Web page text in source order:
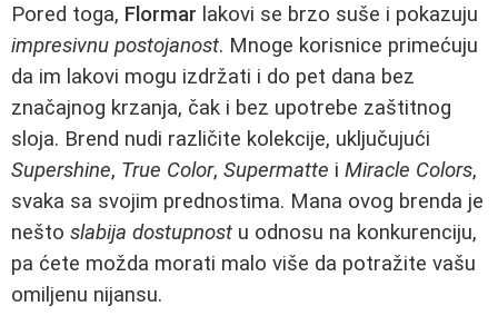
Pored toga, Flormar lakovi se brzo suše i pokazuju
impresivnu postojanost. Mnoge korisnice primećuju
da im lakovi mogu izdržati i do pet dana bez
značajnog krzanja, čak i bez upotrebe zaštitnog
sloja. Brend nudi različite kolekcije, uključujući
Supershine, True Color, Supermatte i Miracle Colors,
svaka sa svojim prednostima. Mana ovog brenda je
nešto slabija dostupnost u odnosu na konkurenciju,
pa ćete možda morati malo više da potražite vašu
omiljenu nijansu.